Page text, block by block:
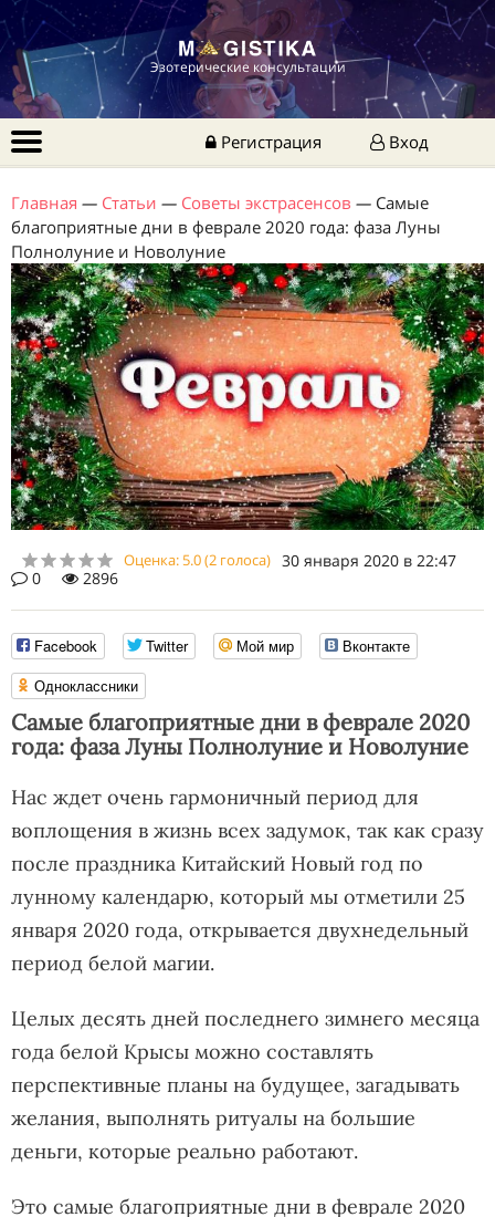
Эзотерические консультации
Регистрация Вход
Главная — Статьи — Советы экстрасенсов — Самые
благоприятные дни в феврале 2020 года: фаза Луны
Полнолуние и Новолуние
Оценка:5.0(2 голоса) 30 января 2020 в 22:47
0
2896
Facebook Twitter Мой мир
Вконтакте
Одноклассники
Самые благоприятные дни в феврале 2020
года: фаза Луны Полнолуние и Новолуние
Нас ждет очень гармоничный период для
воплощения в жизнь всех задумок, так как сразу
после праздника Китайский Новый год по
лунному календарю, который мы отметили 25
января 2020 года, открывается двухнедельный
период белой магии.
Целых десять дней последнего зимнего месяца
года белой Крысы можно составлять
перспективные планы на будущее, загадывать
желания, выполнять ритуалы на большие
деньги, которые реально работают.
Это самые благоприятные дни в феврале 2020